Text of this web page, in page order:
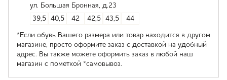
ул. Большая Бронная, д.23
39,5
40,5 42 42,5 43,5 44
*Если обувь Вашего размера или товар находится в другом
магазине, просто оформите заказ с доставкой на удобный
адрес. Вы также можете оформить заказ в любой наш
магазин с пометкой *самовывоз.